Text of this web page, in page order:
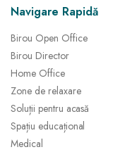
Navigare Rapidă
Birou Open Office
Birou Director
Home Office
Zone de relaxare
Soluții pentru acasă
Spațiu educațional
Medical